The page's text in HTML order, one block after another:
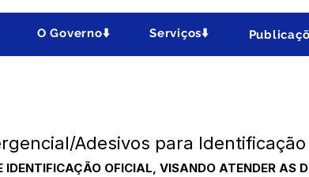
O Governo⬇️ Serviços⬇️
Adesivos para Identificação
IDENTIFICAÇÃO OFICIAL, VISANDO ATENDER AS